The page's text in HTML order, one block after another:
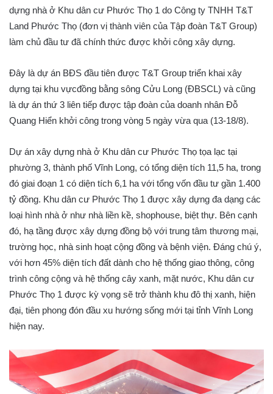
dựng nhà ở Khu dân cư Phước Thọ 1 do Công ty TNHH T&T
Land Phước Thọ (đơn vị thành viên của Tập đoàn T&T Group)
làm chủ đầu tư đã chính thức được khởi công xây dựng.
Đây là dự án BĐS đầu tiên được T&T Group triển khai xây
dựng tại khu vựcđồng bằng sông Cửu Long (ĐBSCL) và cũng
là dự án thứ 3 liên tiếp được tập đoàn của doanh nhân Đỗ
Quang Hiển khởi công trong vòng 5 ngày vừa qua (13-18/8).
Dự án xây dựng nhà ở Khu dân cư Phước Thọ tọa lạc tại
phường 3, thành phố Vĩnh Long, có tổng diện tích 11,5 ha, trong
đó giai đoạn 1 có diện tích 6,1 ha với tổng vốn đầu tư gần 1.400
tỷ đồng. Khu dân cư Phước Thọ 1 được xây dựng đa dạng các
loại hình nhà ở như nhà liền kề, shophouse, biệt thự. Bên cạnh
đó, hạ tầng được xây dựng đồng bộ với trung tâm thương mại,
trường học, nhà sinh hoạt cộng đồng và bệnh viện. Đáng chú ý,
với hơn 45% diện tích đất dành cho hệ thống giao thông, công
trình công cộng và hệ thống cây xanh, mặt nước, Khu dân cư
Phước Thọ 1 được kỳ vọng sẽ trở thành khu đô thị xanh, hiện
đại, tiên phong đón đầu xu hướng sống mới tại tỉnh Vĩnh Long
hiện nay.